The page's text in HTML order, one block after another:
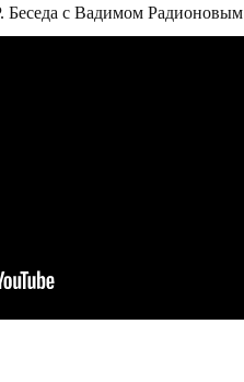
Беседа с Вадимом Радионовым